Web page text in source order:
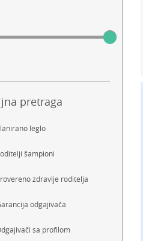
pretraga
leglo
šampioni
zdravlje roditelja
odgajivača
sa profilom